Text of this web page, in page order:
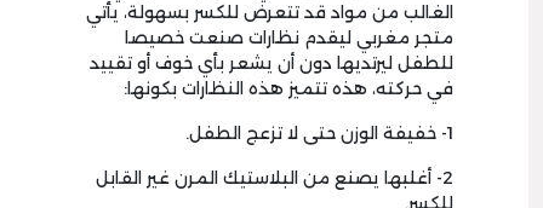
الغالب من مواد قد تتعرض للكسر بسهولة، يأتي
متجر مغربي ليقدم نظارات صنعت خصيصا
للطفل ليرتديها دون أن يشعر بأي خوف أو تقييد
في حركته، هذه تتميز هذه النظارات بكونها:
1- خفيفة الوزن حتى لا تزعج الطفل.
2- أغلبها يصنع من البلاستيك المرن غير القابل
للكسر.